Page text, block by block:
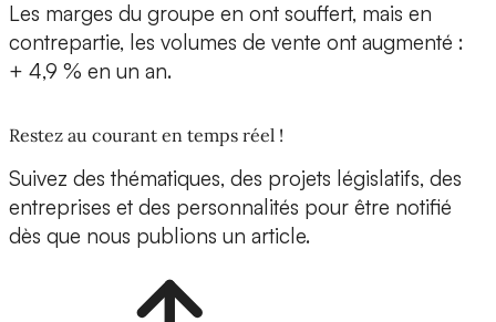
Les marges du groupe en ont souffert, mais en
contrepartie, les volumes de vente ont augmenté :
+ 4,9 % en un an.
Restez au courant en temps réel !
Suivez des thématiques, des projets législatifs, des
entreprises et des personnalités pour être notifié
dès que nous publions un article.